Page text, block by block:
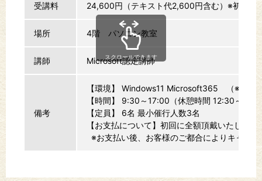
受講料 24,600円（テキスト代2,600円含む）※初回全
場所 4階 パソコン教室
講師 Microsoft認定講師
備考
【環境】 Windows11 Microsoft365 （※2025
【時間】 9:30～17:00（休憩時間 12:30～
【定員】 6名 最小催行人数3名
【お支払について】初回に全額頂戴いたします
※お支払い後、お客様のご都合によりキャン
スクロールできます